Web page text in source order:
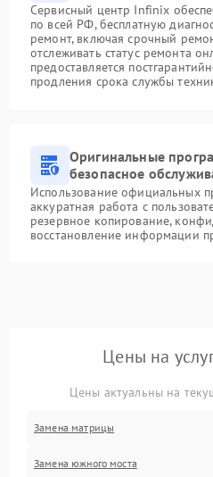
Сервисный центр Infinix
по всей РФ, бесплатную
ремонт, включая срочный
отслеживать статус ремонта
предоставляется
продления срока службы
Оригинальные
безопасное
Использование официальных
аккуратная работа с
резервное копирование,
восстановление информации
Цены на
Цены актуальны на
Замена матрицы
Замена южного моста